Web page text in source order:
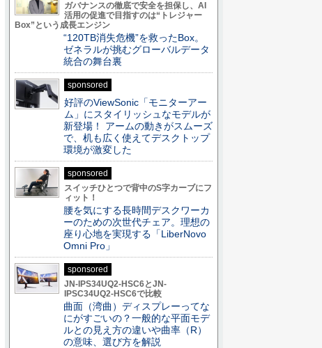
ガバナンスの徹底で安全を担保し、AI
活用の促進で目指すのは“トレジャー
Box”という成長エンジン
“120TB消失危機”を救ったBox。
ゼネラルが挑むグローバルデータ
統合の舞台裏
sponsored
好評のViewSonic「モニターアー
ム」にスタイリッシュなモデルが
新登場！ アームの動きがスムーズ
で、机も広く使えてデスクトップ
環境が激変した
sponsored
スイッチひとつで背中のS字カーブにフ
ィット！
腰を気にする長時間デスクワーカ
ーのための次世代チェア。理想の
座り心地を実現する「LiberNovo
Omni Pro」
sponsored
JN-IPS34UQ2-HSC6とJN-
IPSC34UQ2-HSC6で比較
曲面（湾曲）ディスプレーってな
にがすごいの？一般的な平面モデ
ルとの見え方の違いや曲率（R）
の意味、選び方を解説